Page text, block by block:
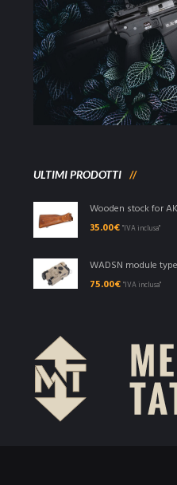
ULTIMI PRODOTTI
Wooden stock for
35.00€ "IVA inclusa"
WADSN module
75.00€ "IVA inclusa"